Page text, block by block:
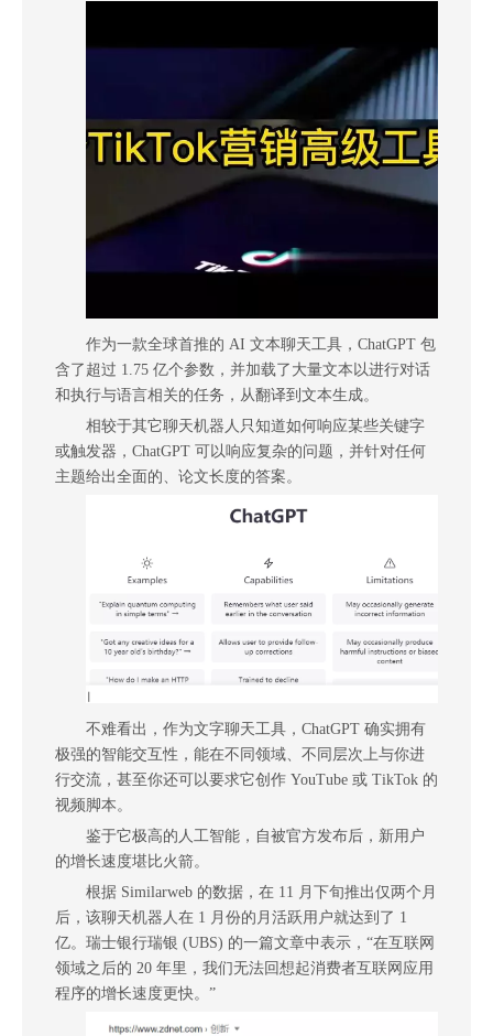
作为一款全球首推的 AI 文本聊天工具，ChatGPT 包
含了超过 1.75 亿个参数，并加载了大量文本以进行对话
和执行与语言相关的任务，从翻译到文本生成。
相较于其它聊天机器人只知道如何响应某些关键字
或触发器，ChatGPT 可以响应复杂的问题，并针对任何
主题给出全面的、论文长度的答案。
不难看出，作为文字聊天工具，ChatGPT 确实拥有
极强的智能交互性，能在不同领域、不同层次上与你进
行交流，甚至你还可以要求它创作 YouTube 或 TikTok 的
视频脚本。
鉴于它极高的人工智能，自被官方发布后，新用户
的增长速度堪比火箭。
根据 Similarweb 的数据，在 11 月下旬推出仅两个月
后，该聊天机器人在 1 月份的月活跃用户就达到了 1
亿。瑞士银行瑞银 (UBS) 的一篇文章中表示，“在互联网
领域之后的 20 年里，我们无法回想起消费者互联网应用
程序的增长速度更快。”